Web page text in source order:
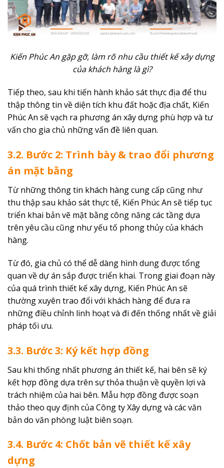
Kiến Phúc An gặp gỡ, làm rõ nhu cầu thiết kế xây dựng
của khách hànglà gì?
Tiếp theo, sau khi tiến hành khảo sát thực địa để thu
thập thông tin về diện tích khu đất hoặc địa chất, Kiến
Phúc An sẽ vạch ra phương án xây dựng phù hợp và tư
vấn cho gia chủ những vấn đề liên quan.
3.2. Bước 2: Trình bày & trao đổi phương
án mặt bằng
Từ những thông tin khách hàng cung cấp cũng như
thu thập sau khảo sát thực tế, Kiến Phúc An sẽ tiếp tục
triển khai bản vẽ mặt bằng công năng các tầng dựa
trên yêu cầu cũng như yếu tố phong thủy của khách
hàng.
Từ đó, gia chủ có thể dễ dàng hình dung được tổng
quan về dự án sắp được triển khai. Trong giai đoạn này
của quá trình thiết kế xây dựng, Kiến Phúc An sẽ
thường xuyên trao đổi với khách hàng để đưa ra
những điều chỉnh linh hoạt và đi đến thống nhất về giải
pháp tối ưu.
3.3. Bước 3: Ký kết hợp đồng
Sau khi thống nhất phương án thiết kế, hai bên sẽ ký
kết hợp đồng dựa trên sự thỏa thuận về quyền lợi và
trách nhiệm của hai bên. Mẫu hợp đồng được soạn
thảo theo quy định của Công ty Xây dựng và các văn
bản do văn phòng luật biên soạn.
3.4. Bước 4: Chốt bản vẽ thiết kế xây
dựng